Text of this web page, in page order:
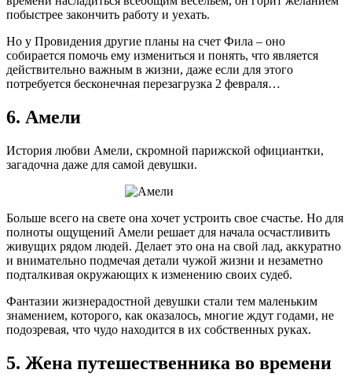
побыстрее закончить работу и уехать.
Но у Провидения другие планы на счет Фила – оно
собирается помочь ему измениться и понять, что является
действительно важным в жизни, даже если для этого
потребуется бесконечная перезагрузка 2 февраля…
6. Амели
История любви Амели, скромной парижской официантки,
загадочна даже для самой девушки.
Больше всего на свете она хочет устроить свое счастье. Но для
полноты ощущений Амели решает для начала осчастливить
живущих рядом людей. Делает это она на свой лад, аккуратно
и внимательно подмечая детали чужой жизни и незаметно
подталкивая окружающих к изменению своих судеб.
Фантазии жизнерадостной девушки стали тем маленьким
знамением, которого, как оказалось, многие ждут годами, не
подозревая, что чудо находится в их собственных руках.
5. Жена путешественника во времени